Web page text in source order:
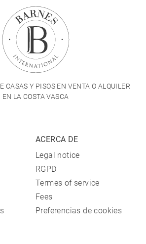
CASAS Y PISOS EN VENTA O ALQUILER
EN LA COSTA VASCA
ACERCA DE
Legal notice
RGPD
Termes of service
Fees
Preferencias de cookies